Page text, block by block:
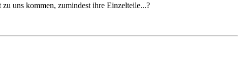
uns kommen, zumindest ihre Einzelteile...?